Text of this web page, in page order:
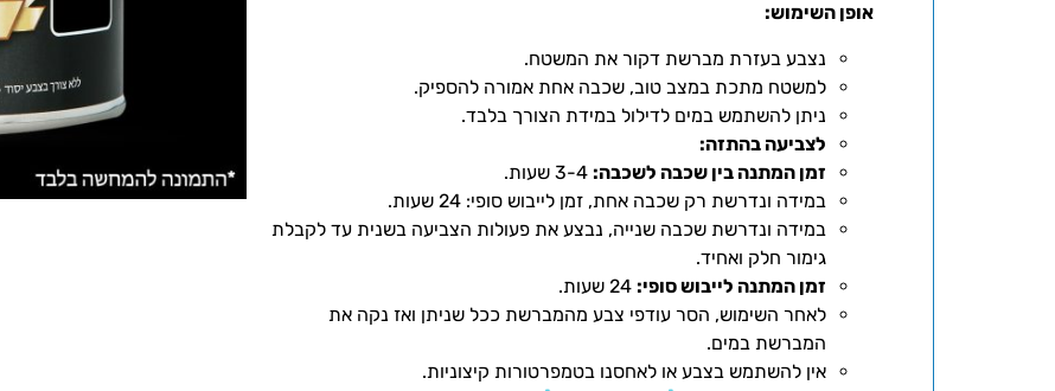
אופן השימוש:
נצבע בעזרת מברשת דקור את המשטח.
למשטח מתכת במצב טוב, שכבה אחת אמורה להספיק.
ניתן להשתמש במים לדילול במידת הצורך בלבד.
לצביעה בהתזה:
זמן המתנה בין שכבה לשכבה:
במידה ונדרשת רק שכבה אחת, זמן לייבוש סופי: 24 שעות.
במידה ונדרשת שכבה שנייה, נבצע את פעולות הצביעה בשנית עד לקבלת
גימור חלק ואחיד.
זמן המתנה לייבוש סופי:
לאחר השימוש, הסר עודפי צבע מהמברשת ככל שניתן ואז נקה את
המברשת במים.
אין להשתמש בצבע או לאחסנו בטמפרטורות קיצוניות.